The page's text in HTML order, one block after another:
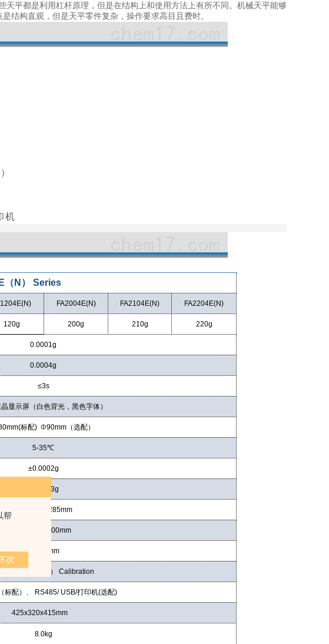
帮
平都是利用杠杆原理，但是在结构上和使用方法上有所不同。机械天平能够
结构直观，但是天平零件复杂，操作要求高目且费时。
机
（ N ） Series
E(N) FA2004E(N) FA2104E(N) FA2204E(N)
120g 200g 210g 220g
0.0001g
0.0004g
≤3s
显示屏（白色背光，黑色字体）
0mm(标配) Φ90mm（选配）
5-35℃
±0.0002g
0.0003g
300X200X285mm
200mm
96x24mm
） Calibration
（标配）、 RS485/ USB/打印机(选配)
425x320x415mm
8.0kg